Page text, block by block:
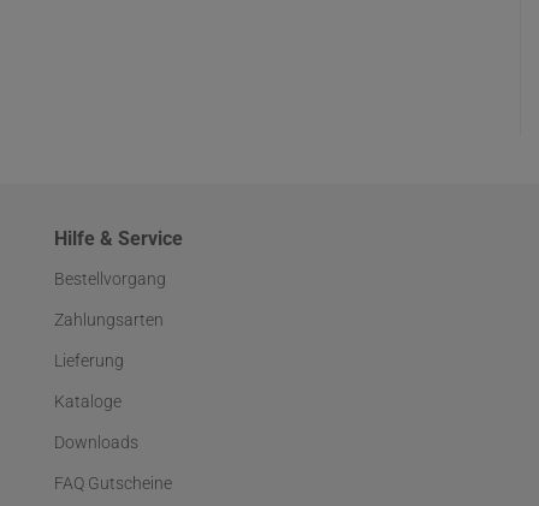
Hilfe & Service
Bestellvorgang
Zahlungsarten
Lieferung
Kataloge
Downloads
FAQ Gutscheine